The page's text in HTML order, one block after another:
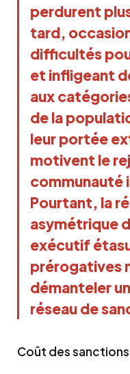
perdurent
tard,
difficultés
et infligeant
aux
de la
leur portée
motivent le
communauté
Pourtant, la
asymétrique
exécutif
prérogatives
démanteler
réseau de
Coût des